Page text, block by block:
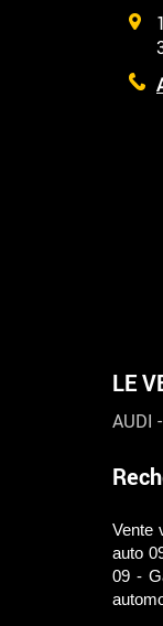
LE
AUDI -
Vente
auto
09